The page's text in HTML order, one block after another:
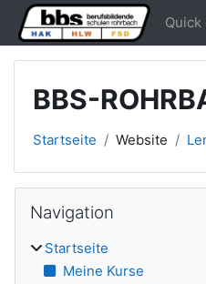
Zum Hauptinhalt
Quick
BBS-
Startseite Website
Blöcke
Navigation
Startseite
Meine Kurse